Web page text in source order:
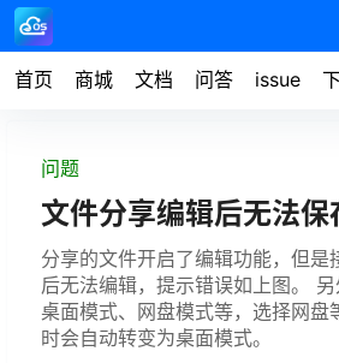
首页 商城 文档 问答 issue
问题
文件分享编辑后无法保
分享的文件开启了编辑功能，但是
后无法编辑，提示错误如上图。
桌面模式、网盘模式等，选择网盘
时会自动转变为桌面模式。